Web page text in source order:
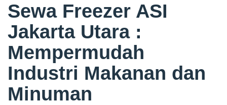
Sewa Freezer ASI
Jakarta Utara :
Mempermudah
Industri Makanan dan
Minuman